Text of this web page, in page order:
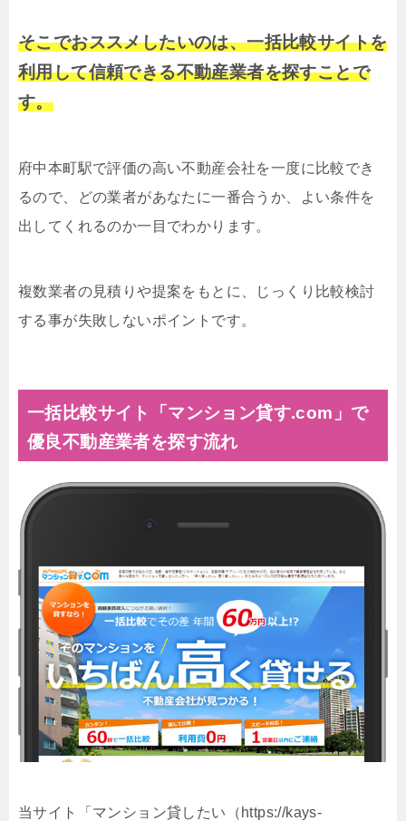
そこでおススメしたいのは、一括比較サイトを
利用して信頼できる不動産業者を探すことで
す。
府中本町駅で評価の高い不動産会社を一度に比較でき
るので、どの業者があなたに一番合うか、よい条件を
出してくれるのか一目でわかります。
複数業者の見積りや提案をもとに、じっくり比較検討
する事が失敗しないポイントです。
一括比較サイト「マンション貸す.com」で
優良不動産業者を探す流れ
当サイト「マンション貸したい（https://kays-